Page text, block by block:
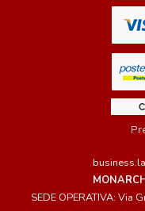
SEDE OPERATIVA: Via